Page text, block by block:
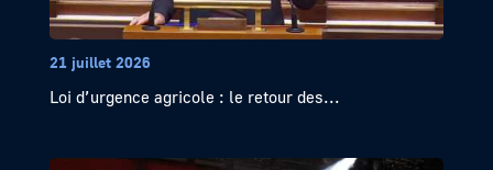
21 juillet 2026
Loi d’urgence agricole : le retour des...